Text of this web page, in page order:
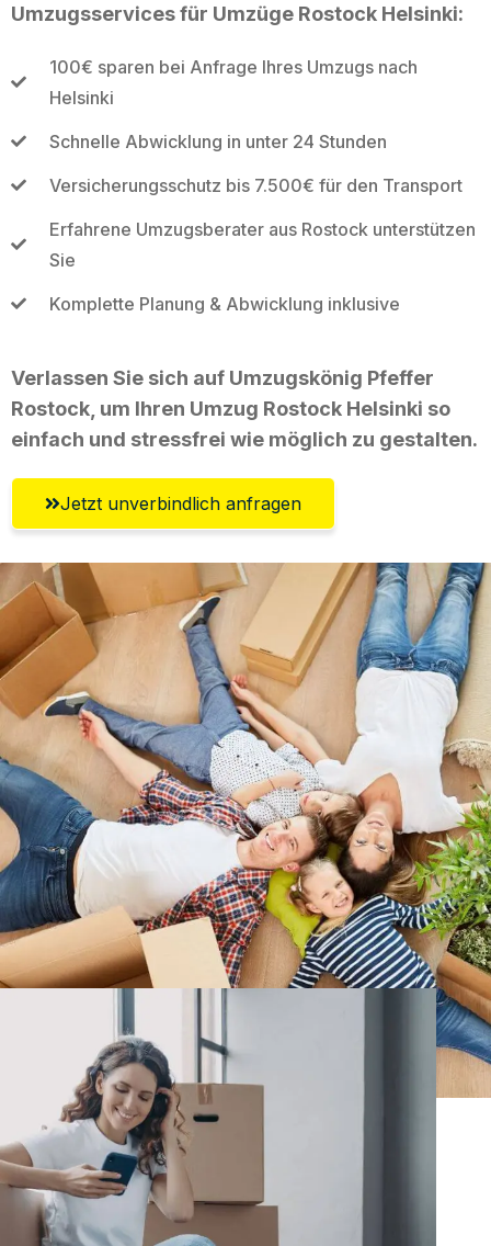
Umzugsservices für Umzüge Rostock Helsinki:
100€ sparen bei Anfrage Ihres Umzugs nach
Helsinki
Schnelle Abwicklung in unter 24 Stunden
Versicherungsschutz bis 7.500€ für den Transport
Erfahrene Umzugsberater aus Rostock unterstützen
Sie
Komplette Planung & Abwicklung inklusive
Verlassen Sie sich auf Umzugskönig Pfeffer
Rostock, um Ihren Umzug Rostock Helsinki so
einfach und stressfrei wie möglich zu gestalten.
Jetzt unverbindlich anfragen